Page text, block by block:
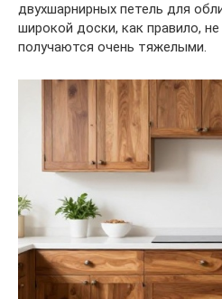
двухшарнирных петель для
широкой доски, как правило,
получаются очень тяжелыми.